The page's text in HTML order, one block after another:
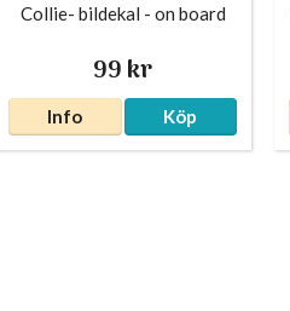
Collie- bildekal - on board
99 kr
Info Köp